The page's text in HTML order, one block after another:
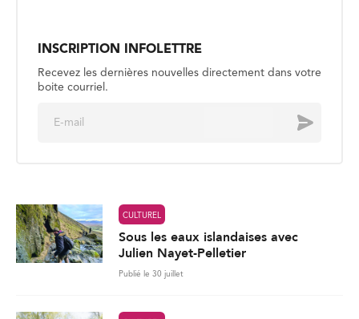
l
Sous les eaux islandaises avec
Jasmine Elyse : le meilleur est à
venir
Publié le 27 juillet